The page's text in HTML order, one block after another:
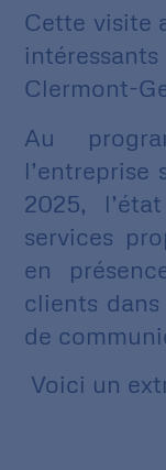
Cette visite
Clermont-
Au
2025,
services
en
clients
de
Voici un